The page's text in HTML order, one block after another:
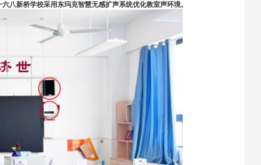
八新桥学校采用东玛克智慧无感扩声系统优化教室声环境。